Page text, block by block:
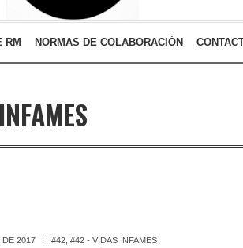
RM NORMAS DE COLABORACIÓN
DE 2017 #42, #42 - VIDAS INFAMES